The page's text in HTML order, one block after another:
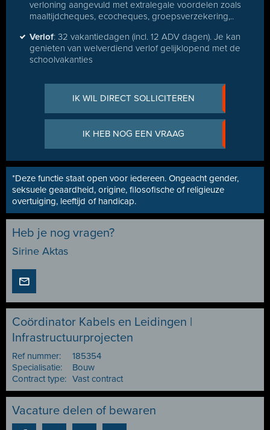
verloning aangevuld met extralegale voordelen zoals
maaltijdcheques, ecocheques, groepsverzekering,..
Verlof: 32 vakantiedagen (incl. 12 ADV dagen). Je kan
genieten van welverdiend verlof gelijklopend met de
schoolvakanties
IK WIL DIRECT SOLLICITEREN
IK HEB NOG EEN VRAAG
*Deze functie staat open voor iedereen. Ongeacht gender,
seksuele geaardheid, origine, filosofische of religieuze
overtuiging, leeftijd of handicap.
Heb je nog vragen?
Sirine Aktas
Coördinator Kabels en Leidingen |
Infrastructuurprojecten
Ref nummer:
185354
Specialisatie:
Bouw
Contract type: Vast contract
Vacature delen of bewaren